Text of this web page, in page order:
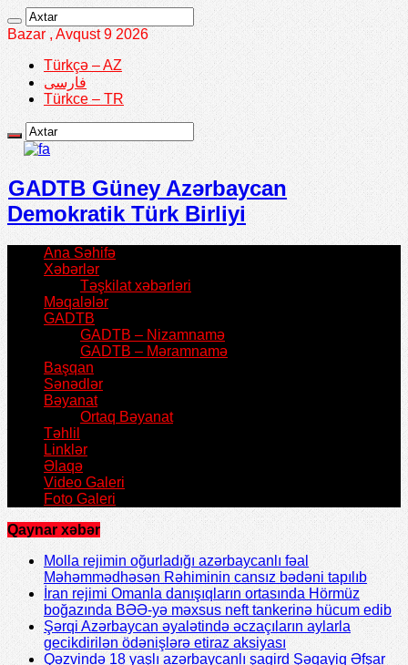
Bazar , Avqust 9 2026
Türkçə – AZ
فارسی
Türkce – TR
GADTB Güney Azərbaycan
Demokratik Türk Birliyi
Ana Səhifə
Xəbərlər
Təşkilat xəbərləri
Məqalələr
GADTB
GADTB – Nizamnamə
GADTB – Məramnamə
Başqan
Sənədlər
Bəyanat
Ortaq Bəyanat
Təhlil
Linklər
Əlaqə
Video Galeri
Foto Galeri
Qaynar xəbər
Molla rejimin oğurladığı azərbaycanlı fəal
Məhəmmədhəsən Rəhiminin cansız bədəni tapılıb
İran rejimi Omanla danışıqların ortasında Hörmüz
boğazında BƏƏ-yə məxsus neft tankerinə hücum edib
Şərqi Azərbaycan əyalətində əczaçıların aylarla
gecikdirilən ödənişlərə etiraz aksiyası
Qəzvində 18 yaşlı azərbaycanlı şagird Şəqayiq Əfşar